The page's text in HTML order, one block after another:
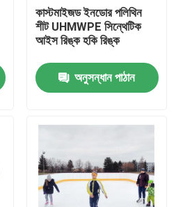
কাস্টমাইজড ইনডোর পলিথিন
শীট UHMWPE সিন্থেটিক
আইস রিঙ্ক হকি রিঙ্ক
অনুসন্ধান পাঠান